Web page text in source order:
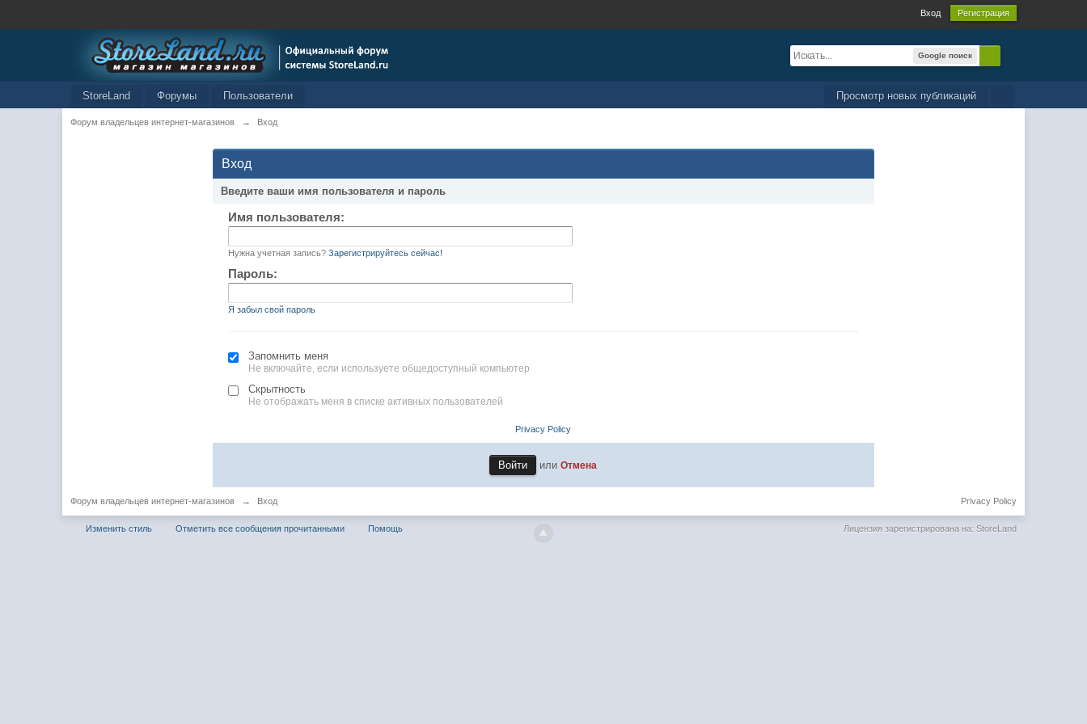
Вход Регистрация
Google поиск
Просмотр новых публикаций
StoreLand Форумы Пользователи
Форум владельцев интернет-магазинов → Вход
Вход
Введите ваши имя пользователя и пароль
Имя пользователя:
Нужна учетная запись? Зарегистрируйтесь сейчас!
Пароль:
Я забыл свой пароль
Запомнить меня
Не включайте, если используете общедоступный компьютер
Скрытность
Не отображать меня в списке активных пользователей
Privacy Policy
илиОтмена
Форум владельцев интернет-магазинов → Вход Privacy Policy
Изменить стиль Отметить все сообщения прочитанными Помощь Лицензия зарегистрирована на: StoreLand